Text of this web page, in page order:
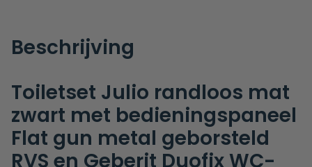
Beschrijving
Toiletset Julio randloos mat
zwart met bedieningspaneel
Flat gun metal geborsteld
RVS en Geberit Duofix WC-